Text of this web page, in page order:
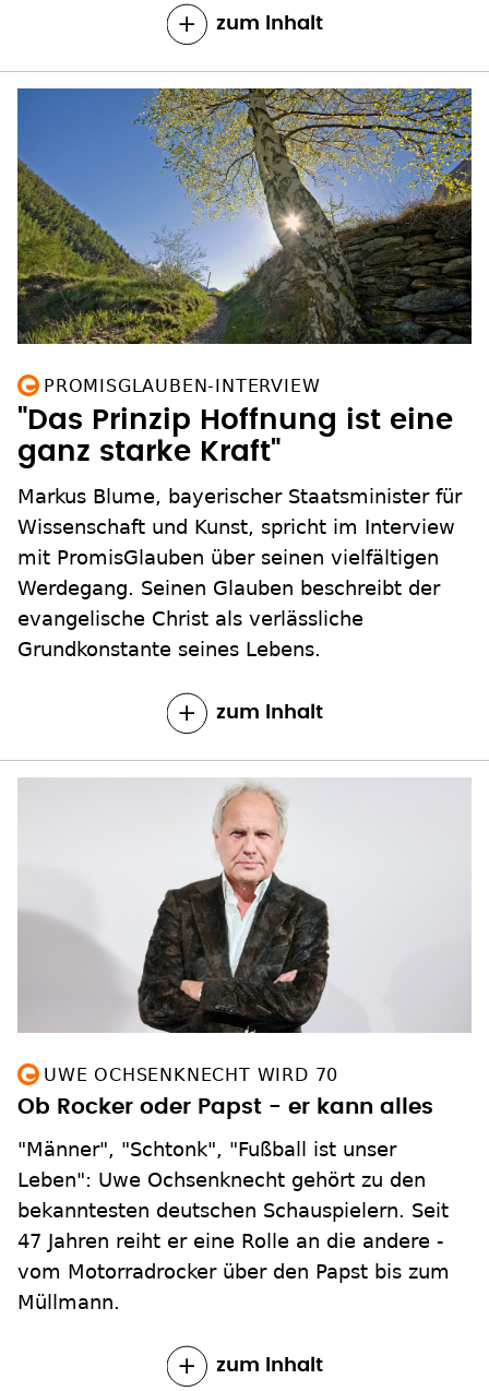
zum Inhalt
PROMISGLAUBEN-INTERVIEW
"Das Prinzip Hoffnung ist eine
ganz starke Kraft"
Markus Blume, bayerischer Staatsminister für
Wissenschaft und Kunst, spricht im Interview
mit PromisGlauben über seinen vielfältigen
Werdegang. Seinen Glauben beschreibt der
evangelische Christ als verlässliche
Grundkonstante seines Lebens.
zum Inhalt
UWE OCHSENKNECHT WIRD 70
Ob Rocker oder Papst - er kann alles
"Männer", "Schtonk", "Fußball ist unser
Leben": Uwe Ochsenknecht gehört zu den
bekanntesten deutschen Schauspielern. Seit
47 Jahren reiht er eine Rolle an die andere -
vom Motorradrocker über den Papst bis zum
Müllmann.
zum Inhalt